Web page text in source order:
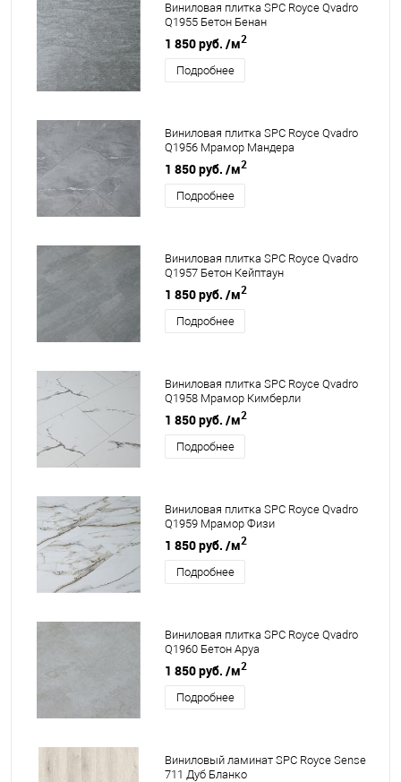
Виниловая плитка SPC Royce Qvadro
Q1955 Бетон Бенан
1 850 руб. /м2
Подробнее
Виниловая плитка SPC Royce Qvadro
Q1956 Мрамор Мандера
1 850 руб. /м2
Подробнее
Виниловая плитка SPC Royce Qvadro
Q1957 Бетон Кейптаун
1 850 руб. /м2
Подробнее
Виниловая плитка SPC Royce Qvadro
Q1958 Мрамор Кимберли
1 850 руб. /м2
Подробнее
Виниловая плитка SPC Royce Qvadro
Q1959 Мрамор Физи
1 850 руб. /м2
Подробнее
Виниловая плитка SPC Royce Qvadro
Q1960 Бетон Аруа
1 850 руб. /м2
Подробнее
Виниловый ламинат SPC Royce Sense
711 Дуб Бланко